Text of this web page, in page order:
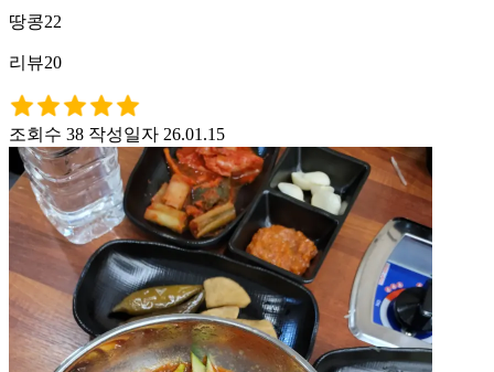
땅콩22
리뷰20
조회수 38 작성일자 26.01.15